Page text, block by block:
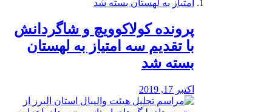
پرونده کولاکوویچ و شاگردانش
با تقدیم سه امتیاز به لهستان
بسته شد
اکتبر 17, 2019